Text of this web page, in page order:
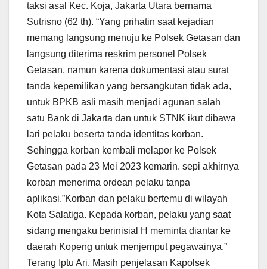
taksi asal Kec. Koja, Jakarta Utara bernama
Sutrisno (62 th). “Yang prihatin saat kejadian
memang langsung menuju ke Polsek Getasan dan
langsung diterima reskrim personel Polsek
Getasan, namun karena dokumentasi atau surat
tanda kepemilikan yang bersangkutan tidak ada,
untuk BPKB asli masih menjadi agunan salah
satu Bank di Jakarta dan untuk STNK ikut dibawa
lari pelaku beserta tanda identitas korban.
Sehingga korban kembali melapor ke Polsek
Getasan pada 23 Mei 2023 kemarin. sepi akhirnya
korban menerima ordean pelaku tanpa
aplikasi.”Korban dan pelaku bertemu di wilayah
Kota Salatiga. Kepada korban, pelaku yang saat
sidang mengaku berinisial H meminta diantar ke
daerah Kopeng untuk menjemput pegawainya.”
Terang Iptu Ari. Masih penjelasan Kapolsek